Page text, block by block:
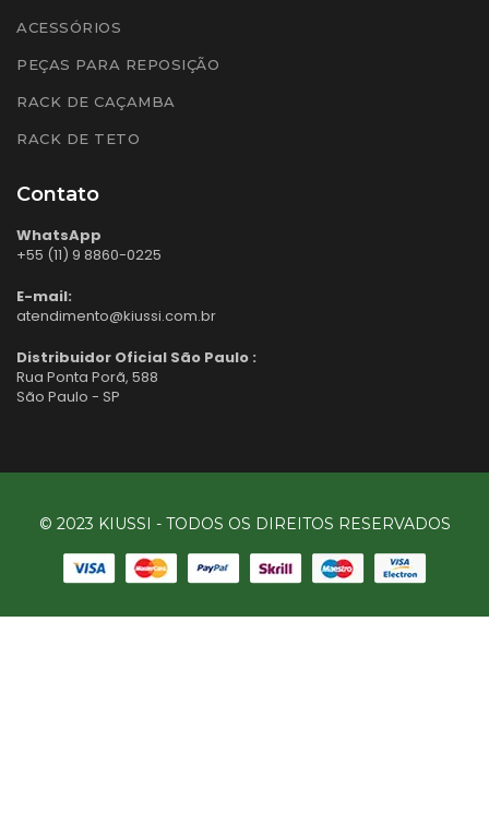
ACESSÓRIOS
PEÇAS PARA REPOSIÇÃO
RACK DE CAÇAMBA
RACK DE TETO
Contato
WhatsApp
+55 (11) 9 8860-0225
E-mail:
atendimento@kiussi.com.br
Distribuidor Oficial São Paulo :
Rua Ponta Porã, 588
São Paulo - SP
© 2023 KIUSSI - TODOS OS DIREITOS RESERVADOS